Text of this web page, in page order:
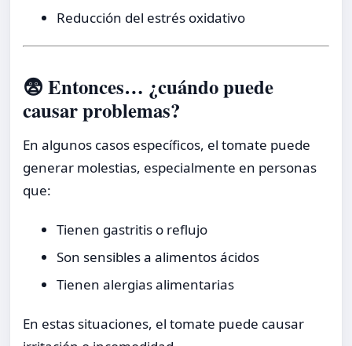
Reducción del estrés oxidativo
😨 Entonces… ¿cuándo puede
causar problemas?
En algunos casos específicos, el tomate puede
generar molestias, especialmente en personas
que:
Tienen gastritis o reflujo
Son sensibles a alimentos ácidos
Tienen alergias alimentarias
En estas situaciones, el tomate puede causar